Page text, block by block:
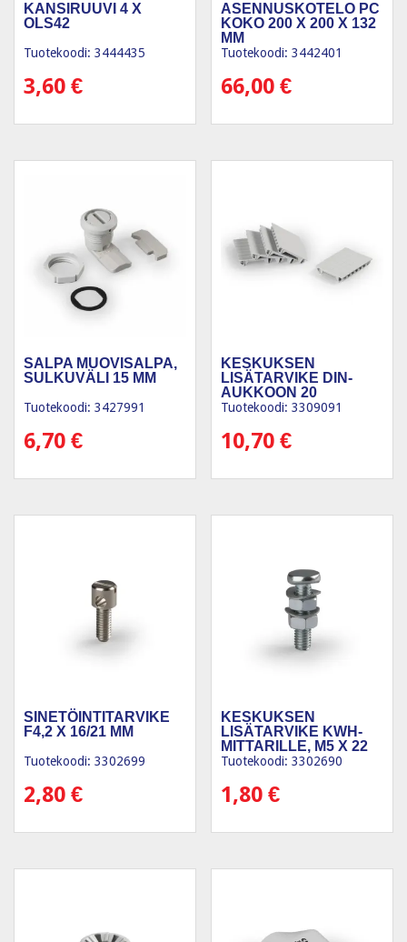
KANSIRUUVI 4 X
OLS42
Tuotekoodi: 3444435
3,60 €
ASENNUSKOTELO PC
KOKO 200 X 200 X 132
MM
Tuotekoodi: 3442401
66,00€
SALPA MUOVISALPA,
SULKUVÄLI 15 MM
Tuotekoodi: 3427991
6,70 €
KESKUKSEN
LISÄTARVIKE DIN-
AUKKOON 20
MODULIA (5 X 4)
Tuotekoodi: 3309091
10,70€
SINETÖINTITARVIKE
F4,2 X 16/21 MM
Tuotekoodi: 3302699
2,80 €
KESKUKSEN
LISÄTARVIKE KWH-
MITTARILLE, M5 X 22
MM
Tuotekoodi: 3302690
1,80€